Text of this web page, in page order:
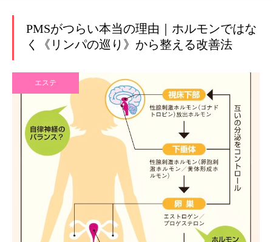
PMSがつらい本当の理由｜ホルモンではな
く《リンパの巡り》から整える改善法
エステ